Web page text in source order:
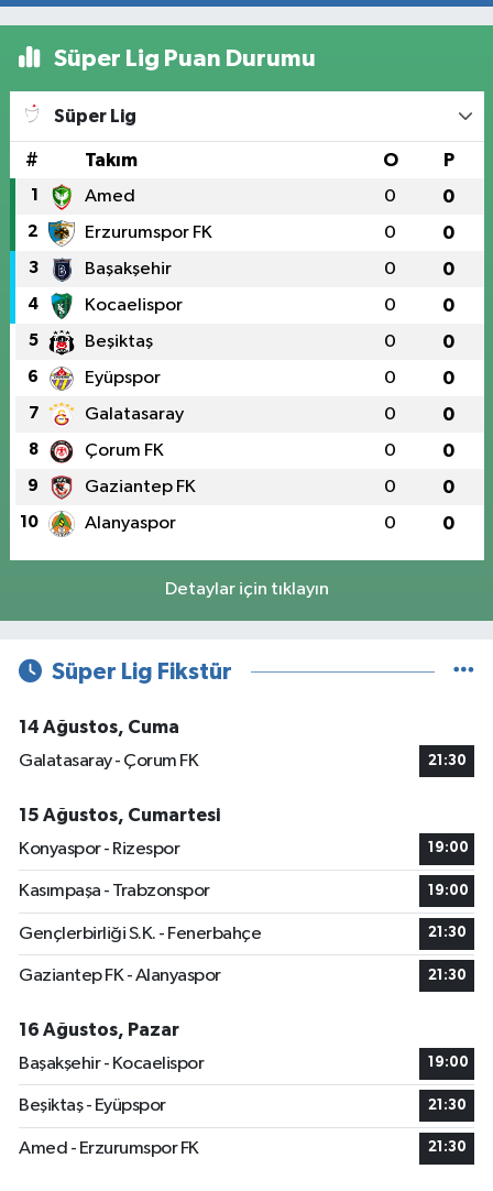
Süper Lig Puan Durumu
Süper Lig
# Takım O P
1 Amed 0 0
2 Erzurumspor FK 0 0
3 Başakşehir 0 0
4 Kocaelispor 0 0
5 Beşiktaş 0 0
6 Eyüpspor 0 0
7 Galatasaray 0 0
8 Çorum FK 0 0
9 Gaziantep FK 0 0
10 Alanyaspor 0 0
Detaylar için tıklayın
Süper Lig Fikstür
14 Ağustos, Cuma
Galatasaray - Çorum FK
21:30
15 Ağustos, Cumartesi
Konyaspor - Rizespor
19:00
Kasımpaşa - Trabzonspor 19:00
Gençlerbirliği S.K. - Fenerbahçe 21:30
Gaziantep FK - Alanyaspor 21:30
16 Ağustos, Pazar
Başakşehir - Kocaelispor
19:00
Beşiktaş - Eyüpspor 21:30
Amed - Erzurumspor FK 21:30